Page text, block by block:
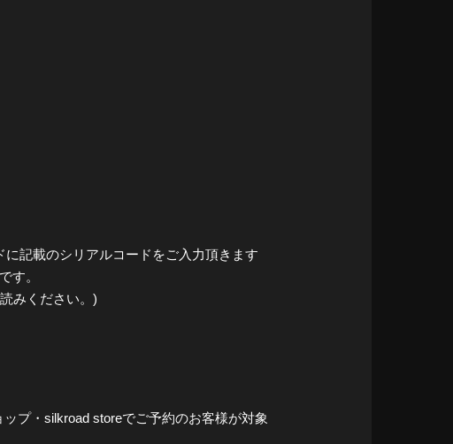
記載のシリアルコードをご入力頂きます
す。
みください。)
プ・silkroad storeでご予約のお客様が対象